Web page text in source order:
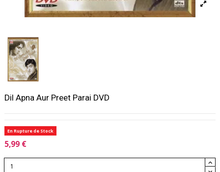
Dil Apna Aur Preet Parai DVD
En Rupture de Stock
5,99 €